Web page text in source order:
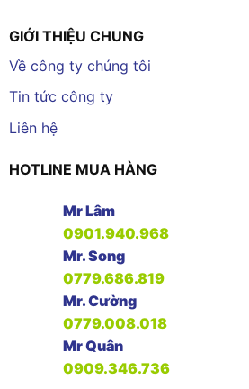
GIỚI THIỆU CHUNG
Về công ty chúng tôi
Tin tức công ty
Liên hệ
HOTLINE MUA HÀNG
Mr Lâm
0901.940.968
Mr. Song
0779.686.819
Mr. Cường
0779.008.018
Mr Quân
0909.346.736